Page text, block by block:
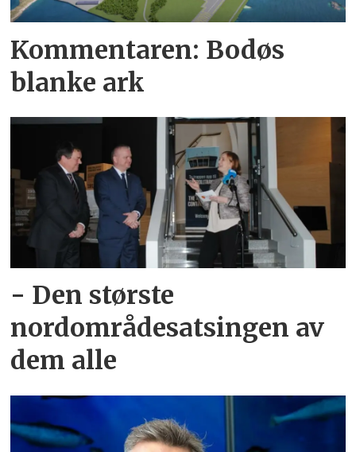
Kommentaren: Bodøs
blanke ark
- Den største
nordområdesatsingen av
dem alle